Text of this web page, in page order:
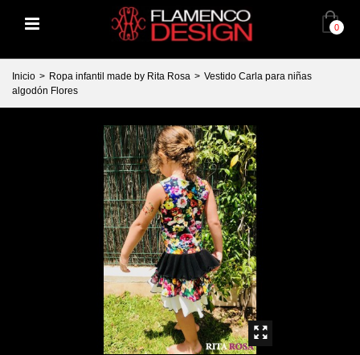
0
Inicio > Ropa infantil made by Rita Rosa > Vestido Carla para niñas
algodón Flores